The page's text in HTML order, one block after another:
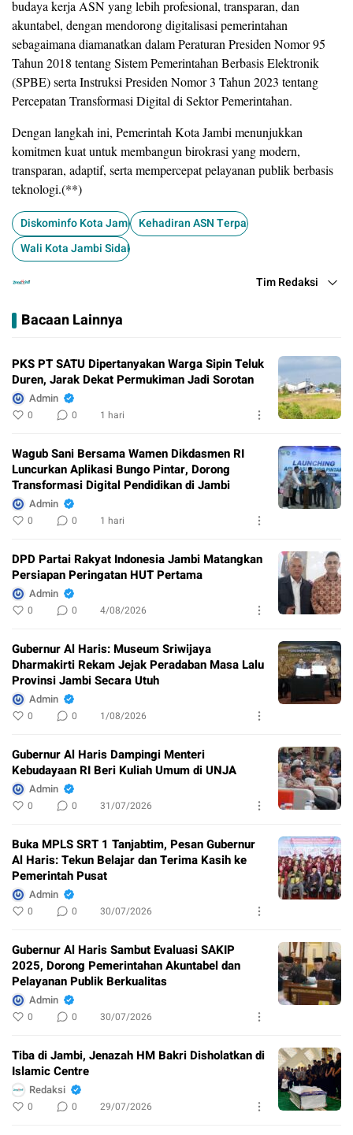
budaya kerja ASN yang lebih profesional, transparan, dan
akuntabel, dengan mendorong digitalisasi pemerintahan
sebagaimana diamanatkan dalam Peraturan Presiden Nomor 95
Tahun 2018 tentang Sistem Pemerintahan Berbasis Elektronik
(SPBE) serta Instruksi Presiden Nomor 3 Tahun 2023 tentang
Percepatan Transformasi Digital di Sektor Pemerintahan.
Dengan langkah ini, Pemerintah Kota Jambi menunjukkan
komitmen kuat untuk membangun birokrasi yang modern,
transparan, adaptif, serta mempercepat pelayanan publik berbasis
teknologi.(**)
Diskominfo Kota Jambi Kehadiran ASN Terpantau Secara Online
Wali Kota Jambi Sidak Kehadiran Dengan Video Online
Tim Redaksi
Bacaan Lainnya
PKS PT SATU Dipertanyakan Warga Sipin Teluk
Duren, Jarak Dekat Permukiman Jadi Sorotan
Admin
0 0 1 hari
Wagub Sani Bersama Wamen Dikdasmen RI
Luncurkan Aplikasi Bungo Pintar, Dorong
Transformasi Digital Pendidikan di Jambi
Admin
0 0 1 hari
DPD Partai Rakyat Indonesia Jambi Matangkan
Persiapan Peringatan HUT Pertama
Admin
0 0 4/08/2026
Gubernur Al Haris: Museum Sriwijaya
Dharmakirti Rekam Jejak Peradaban Masa Lalu
Provinsi Jambi Secara Utuh
Admin
0 0 1/08/2026
Gubernur Al Haris Dampingi Menteri
Kebudayaan RI Beri Kuliah Umum di UNJA
Admin
0 0 31/07/2026
Buka MPLS SRT 1 Tanjabtim, Pesan Gubernur
Al Haris: Tekun Belajar dan Terima Kasih ke
Pemerintah Pusat
Admin
0 0 30/07/2026
Gubernur Al Haris Sambut Evaluasi SAKIP
2025, Dorong Pemerintahan Akuntabel dan
Pelayanan Publik Berkualitas
Admin
0 0 30/07/2026
Tiba di Jambi, Jenazah HM Bakri Disholatkan di
Islamic Centre
Redaksi
0 0 29/07/2026